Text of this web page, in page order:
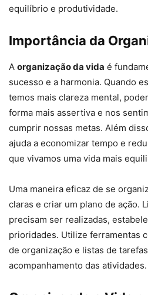
equilíbrio e produtividade.
Importância da
A organização da vida é
sucesso e a harmonia. Quando
temos mais clareza mental,
forma mais assertiva e nos
cumprir nossas metas. Além
ajuda a economizar tempo e
que vivamos uma vida mais
Uma maneira eficaz de se
claras e criar um plano de ação.
precisam ser realizadas,
prioridades. Utilize ferramentas
de organização e listas de
acompanhamento das atividades.